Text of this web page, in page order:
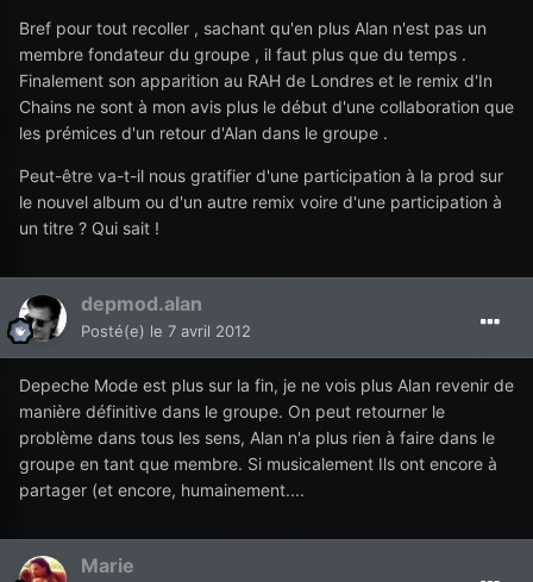
Bref pour tout recoller , sachant qu'en plus Alan n'est pas un
membre fondateur du groupe , il faut plus que du temps .
Finalement son apparition au RAH de Londres et le remix d'In
Chains ne sont à mon avis plus le début d'une collaboration que
les prémices d'un retour d'Alan dans le groupe .
Peut-être va-t-il nous gratifier d'une participation à la prod sur
le nouvel album ou d'un autre remix voire d'une participation à
un titre ? Qui sait !
depmod.alan
Posté(e) le 7 avril 2012
Depeche Mode est plus sur la fin, je ne vois plus Alan revenir de
manière définitive dans le groupe. On peut retourner le
problème dans tous les sens, Alan n'a plus rien à faire dans le
groupe en tant que membre. Si musicalement Ils ont encore à
partager (et encore, humainement....
Marie